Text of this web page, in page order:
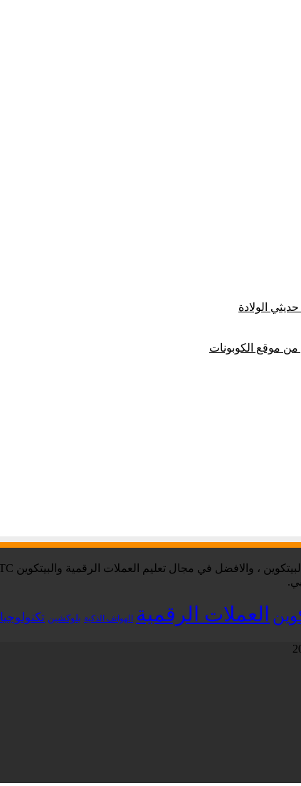
الولادة
موقع الكوبونات
العملات الرقمية الهواتف الذكية بلوكشين تكنولوجيا